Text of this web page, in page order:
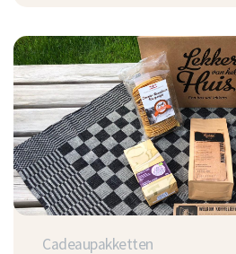
Cadeaupakketten